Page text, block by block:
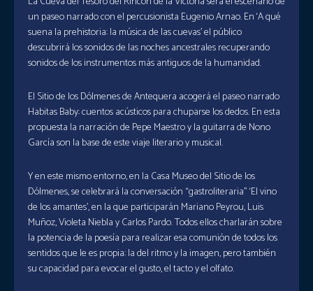
un paseo narrado con el percusionista Eugenio Arnao. En ‘A qué
suena la prehistoria: la música de las cuevas’ el público
descubrirá los sonidos de las noches ancestrales recuperando
sonidos de los instrumentos más antiguos de la humanidad.
El Sitio de los Dólmenes de Antequera acogerá el paseo narrado
Habitas Baby: cuentos acústicos para chuparse los dedos. En esta
propuesta la narración de Pepe Maestro y la guitarra de Nono
García son la base de este viaje literario y musical.
Y en este mismo entorno, en la Casa Museo del Sitio de los
Dólmenes, se celebrará la conversación “gastroliteraria” ‘El vino
de los amantes’, en la que participarán Mariano Peyrou, Luis
Muñoz, Violeta Niebla y Carlos Pardo. Todos ellos charlarán sobre
la potencia de la poesía para realizar esa comunión de todos los
sentidos que le es propia: la del ritmo y la imagen, pero también
su capacidad para evocar el gusto, el tacto y el olfato.